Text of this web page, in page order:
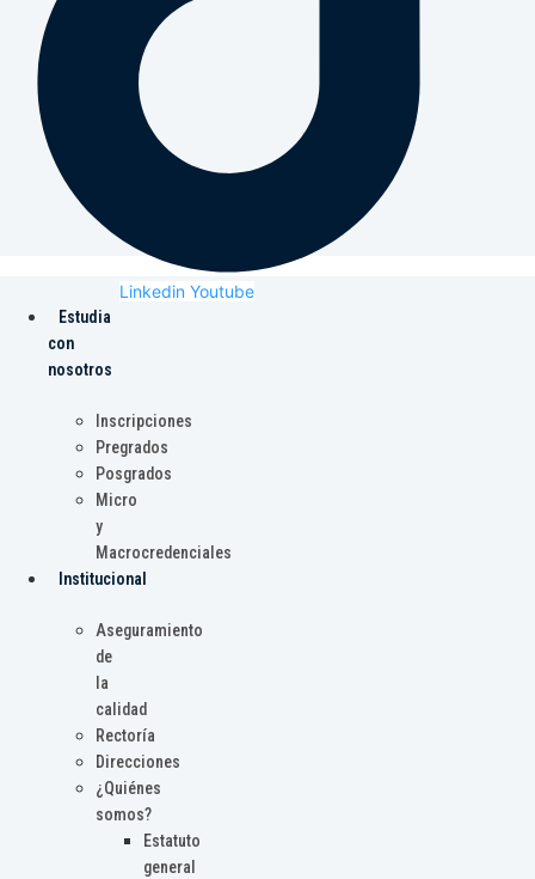
Linkedin Youtube
Estudia
con
nosotros
Inscripciones
Pregrados
Posgrados
Micro
y
Macrocredenciales
Institucional
Aseguramiento
de
la
calidad
Rectoría
Direcciones
¿Quiénes
somos?
Estatuto
general